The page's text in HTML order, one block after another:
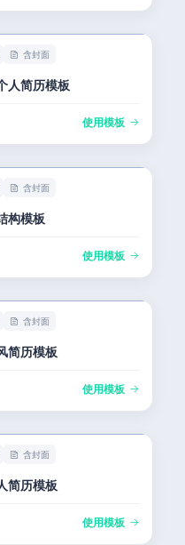
含封面
人简历模板
使用模板
含封面
构模板
使用模板
含封面
简历模板
使用模板
含封面
简历模板
使用模板